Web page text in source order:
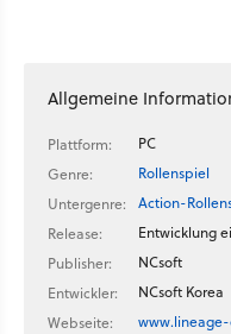
Allgemeine
Plattform:
PC
Genre:
Rollenspiel
Untergenre:
Action-
Release:
Entwicklung
Publisher:
NCsoft
Entwickler:
NCsoft Korea
Webseite: